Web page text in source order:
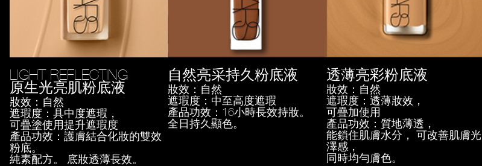
LIGHT REFLECTING
原生光亮肌粉底液
妝效：自然
遮瑕度：具中度遮瑕，
可疊塗使用提升遮瑕度
產品功效：護膚結合化妝的雙效
粉底。
純素配方。 底妝透薄長效。
自然亮采持久粉底液
妝效：自然
遮瑕度：中至高度遮瑕
產品功效：16小時長效持妝。
全日持久顯色。
透薄亮彩粉底液
妝效：自然
遮瑕度：透薄妝效，
可疊加使用
產品功效：質地薄透，
能鎖住肌膚水分， 可改善肌膚光
澤感，
同時均勻膚色。